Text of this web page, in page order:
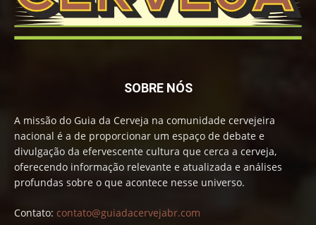
SOBRE NÓS
A missão do Guia da Cerveja na comunidade cervejeira
nacional é a de proporcionar um espaço de debate e
divulgação da efervescente cultura que cerca a cerveja,
oferecendo informação relevante e atualizada e análises
profundas sobre o que acontece nesse universo.
Contato: contato@guiadacervejabr.com